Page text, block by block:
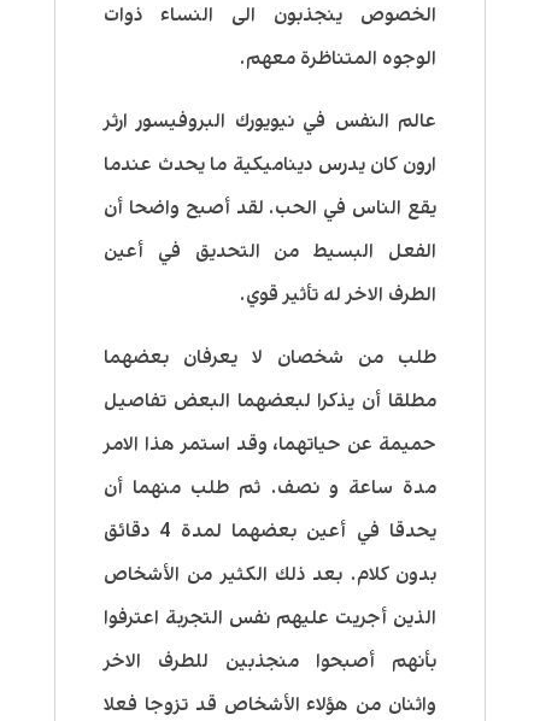
الخصوص ينجذبون الى النساء ذوات
الوجوه المتناظرة معهم.
عالم النفس في نيويورك البروفيسور ارثر
ارون كان يدرس ديناميكية ما يحدث عندما
يقع الناس في الحب. لقد أصبح واضحا أن
الفعل البسيط من التحديق في أعين
الطرف الاخر له تأثير قوي.
طلب من شخصان لا يعرفان بعضهما
مطلقا أن يذكرا لبعضهما البعض تفاصيل
حميمة عن حياتهما، وقد استمر هذا الامر
مدة ساعة و نصف. ثم طلب منهما أن
يحدقا في أعين بعضهما لمدة 4 دقائق
بدون كلام. بعد ذلك الكثير من الأشخاص
الذين أجريت عليهم نفس التجربة اعترفوا
بأنهم أصبحوا منجذبين للطرف الاخر
واثنان من هؤلاء الأشخاص قد تزوجا فعلا